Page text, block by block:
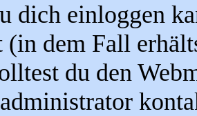
dich einloggen
(in dem Fall
du den